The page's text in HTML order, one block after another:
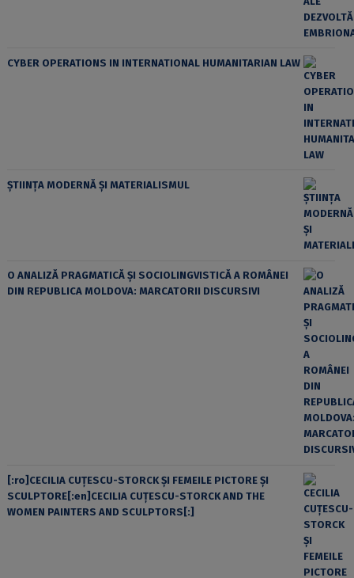
CYBER OPERATIONS IN INTERNATIONAL HUMANITARIAN LAW
ȘTIINȚA MODERNĂ ȘI MATERIALISMUL
O ANALIZĂ PRAGMATICĂ ȘI SOCIOLINGVISTICĂ A ROMÂNEI
DIN REPUBLICA MOLDOVA: MARCATORII DISCURSIVI
[:ro]CECILIA CUŢESCU-STORCK ŞI FEMEILE PICTORE ŞI
SCULPTORE[:en]CECILIA CUŢESCU-STORCK AND THE
WOMEN PAINTERS AND SCULPTORS[:]